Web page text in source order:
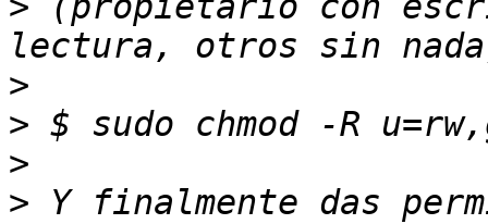
>
>
>
> Y finalmente das